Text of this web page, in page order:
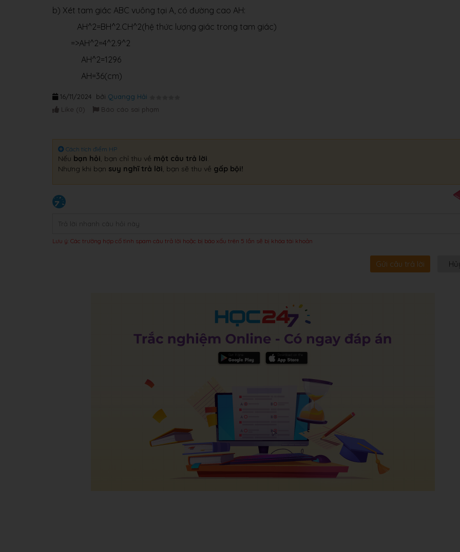
b) Xét tam giác ABC vuông tại A, có đường cao AH:
AH^2=BH^2.CH^2(hệ thức lượng giác trong tam giác)
=>AH^2=4^2.9^2
AH^2=1296
AH=36(cm)
bởi Quangg Hải
16/11/2024
Like (0) Báo cáo sai phạm
Cách tích điểm HP
Nếu bạn hỏi, bạn chỉ thu về một câu trả lời.
Nhưng khi bạn suy nghĩ trả lời, bạn sẽ thu về gấp bội!
Lưu ý: Các trường hợp cố tình spam câu trả lời hoặc bị báo xấu trên 5 lần sẽ bị khóa tài khoản
Gửi câu trả lời